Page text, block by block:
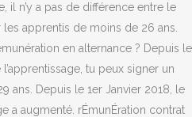
il n’y a pas de différence entre le
apprentis de moins de 26 ans.
en alternance ? Depuis le
tu peux signer un
ans. Depuis le 1er Janvier 2018, le
a augmenté. rÉmunÉration contrat